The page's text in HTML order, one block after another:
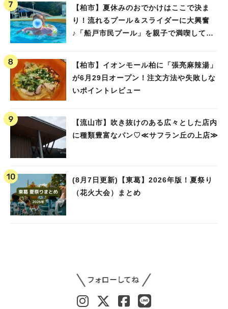
【柏市】夏休みのおでかけはここで決ま
り！流れるプール＆スライダーに大興奮
♪「船戸市民プール」を親子で満喫してき
【柏市】イオンモール柏に「張亮麻辣湯」
が6月29日オープン！注文方法や失敗しな
いポイントレビュー
【流山市】吹き抜けのある広々とした店内
に種類豊富なパン♡≪サフラン丘の上店≫
(8月7日更新)【東葛】2026年版！夏祭り
（花火大会）まとめ